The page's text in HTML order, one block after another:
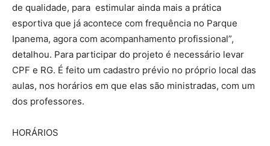
de qualidade, para estimular ainda mais a prática
esportiva que já acontece com frequência no Parque
Ipanema, agora com acompanhamento profissional”,
detalhou. Para participar do projeto é necessário levar
CPF e RG. É feito um cadastro prévio no próprio local das
aulas, nos horários em que elas são ministradas, com um
dos professores.
HORÁRIOS